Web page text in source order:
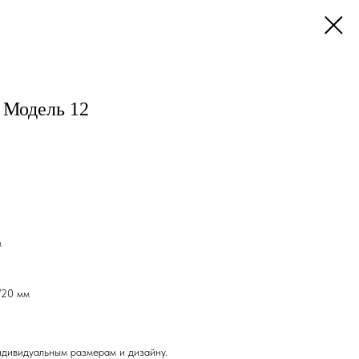
12
20 мм
размерам и дизайну.